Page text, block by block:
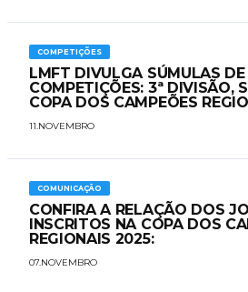
COMPETIÇÕES
LMFT DIVULGA SÚMULAS
COMPETIÇÕES: 3ª DIVISÃO,
COPA DOS CAMPEÕES
11.NOVEMBRO
COMUNICAÇÃO
CONFIRA A RELAÇÃO DOS
INSCRITOS NA COPA DOS
REGIONAIS 2025:
07.NOVEMBRO